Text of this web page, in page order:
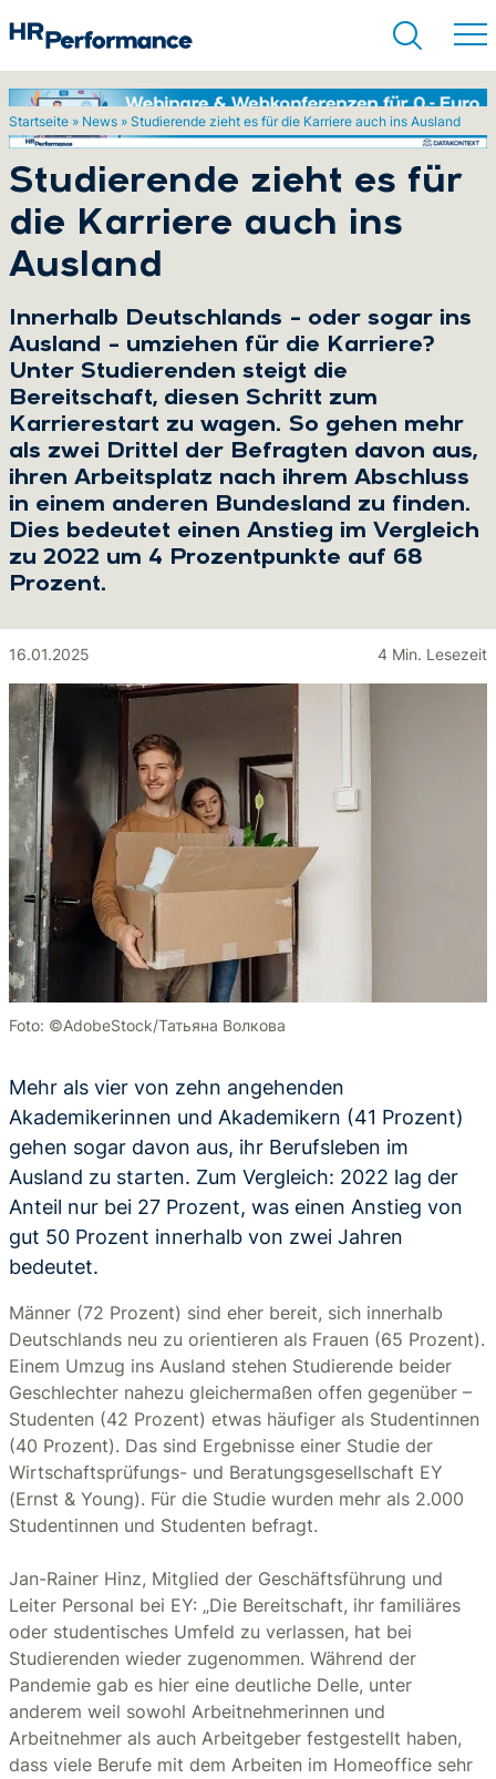
Startseite » News » Studierende zieht es für die Karriere auch ins Ausland
Studierende zieht es für
die Karriere auch ins
Ausland
Innerhalb Deutschlands – oder sogar ins
Ausland – umziehen für die Karriere?
Unter Studierenden steigt die
Bereitschaft, diesen Schritt zum
Karrierestart zu wagen. So gehen mehr
als zwei Drittel der Befragten davon aus,
ihren Arbeitsplatz nach ihrem Abschluss
in einem anderen Bundesland zu finden.
Dies bedeutet einen Anstieg im Vergleich
zu 2022 um 4 Prozentpunkte auf 68
Prozent.
16.01.2025 4 Min. Lesezeit
Foto: ©AdobeStock/Татьяна Волкова
Mehr als vier von zehn angehenden
Akademikerinnen und Akademikern (41 Prozent)
gehen sogar davon aus, ihr Berufsleben im
Ausland zu starten. Zum Vergleich: 2022 lag der
Anteil nur bei 27 Prozent, was einen Anstieg von
gut 50 Prozent innerhalb von zwei Jahren
bedeutet.
Männer (72 Prozent) sind eher bereit, sich innerhalb
Deutschlands neu zu orientieren als Frauen (65 Prozent).
Einem Umzug ins Ausland stehen Studierende beider
Geschlechter nahezu gleichermaßen offen gegenüber –
Studenten (42 Prozent) etwas häufiger als Studentinnen
(40 Prozent). Das sind Ergebnisse einer Studie der
Wirtschaftsprüfungs- und Beratungsgesellschaft EY
(Ernst & Young). Für die Studie wurden mehr als 2.000
Studentinnen und Studenten befragt.
Jan-Rainer Hinz, Mitglied der Geschäftsführung und
Leiter Personal bei EY: „Die Bereitschaft, ihr familiäres
oder studentisches Umfeld zu verlassen, hat bei
Studierenden wieder zugenommen. Während der
Pandemie gab es hier eine deutliche Delle, unter
anderem weil sowohl Arbeitnehmerinnen und
Arbeitnehmer als auch Arbeitgeber festgestellt haben,
dass viele Berufe mit dem Arbeiten im Homeoffice sehr